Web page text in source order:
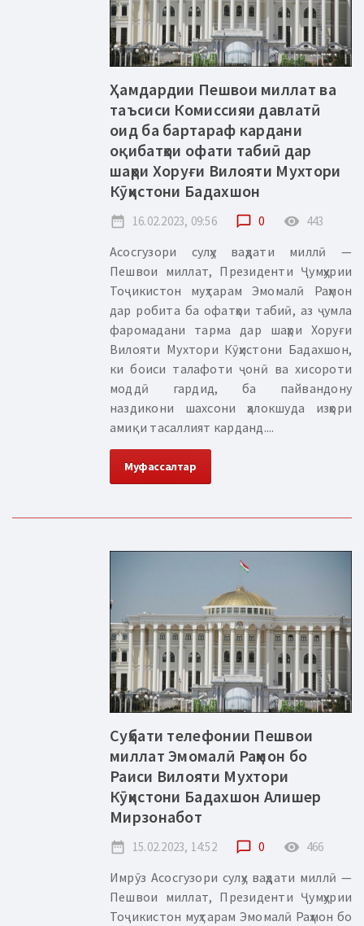
Ҳамдардии Пешвои миллат ва
таъсиси Комиссияи давлатӣ
оид ба бартараф кардани
оқибатҳои офати табиӣ дар
шаҳри Хоруғи Вилояти Мухтори
Кӯҳистони Бадахшон
date_range 16.02.2023, 09:56 chat_bubble_outline 0 remove_red_eye 443
Асосгузори сулҳу ваҳдати миллӣ —
Пешвои миллат, Президенти Ҷумҳурии
Тоҷикистон муҳтарам Эмомалӣ Раҳмон
дар робита ба офатҳои табиӣ, аз ҷумла
фаромадани тарма дар шаҳри Хоруғи
Вилояти Мухтори Кӯҳистони Бадахшон,
ки боиси талафоти ҷонӣ ва хисороти
моддӣ гардид, ба пайвандону
наздикони шахсони ҳалокшуда изҳори
амиқи тасаллият карданд....
Муфассалтар
Суҳбати телефонии Пешвои
миллат Эмомалӣ Раҳмон бо
Раиси Вилояти Мухтори
Кӯҳистони Бадахшон Алишер
Мирзонабот
date_range 15.02.2023, 14:52 chat_bubble_outline 0 remove_red_eye 466
Имрӯз Асосгузори сулҳу ваҳдати миллӣ —
Пешвои миллат, Президенти Ҷумҳурии
Тоҷикистон муҳтарам Эмомалӣ Раҳмон бо